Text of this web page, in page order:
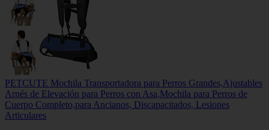
PETCUTE Mochila Transportadora para Perros Grandes,Ajustables
Arnés de Elevación para Perros con Asa,Mochila para Perros de
Cuerpo Completo,para Ancianos, Discapacitados, Lesiones
Articulares